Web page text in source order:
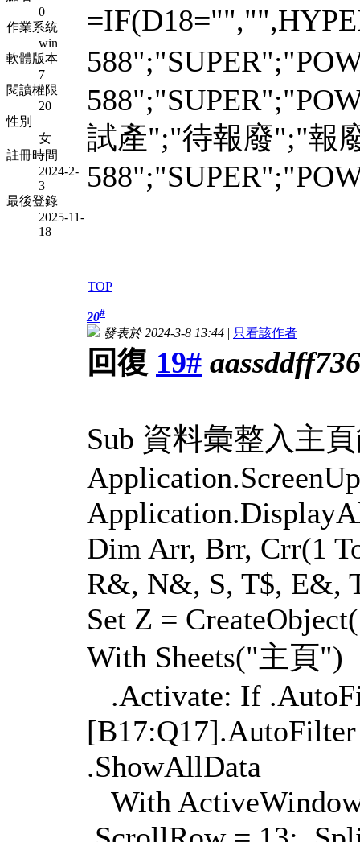
0
作業系統
win
軟體版本
7
閱讀權限
20
性別
女
註冊時間
2024-2-
3
最後登錄
2025-11-
18
試產";"待報廢";"報
TOP
20#
發表於 2024-3-8 13:44 | 只看該作者
回復 19# aassddff736
Sub 資料彙整入主
Dim Arr, Brr, Crr(1
R&, N&, S, T$, E&,
Set Z =
With Sheets("主頁")
.Activate: If
.ShowAllData
With